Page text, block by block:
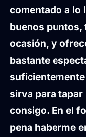
comentado a lo
buenos puntos,
ocasión, y
bastante
sirva para
consigo. En el
pena haberme